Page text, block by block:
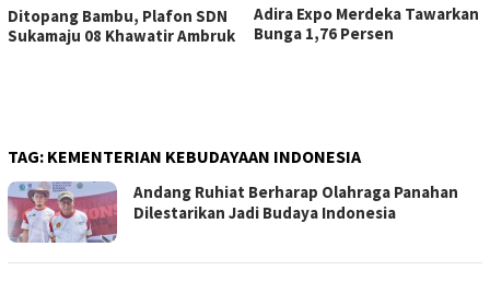
Ditopang Bambu, Plafon SDN
Sukamaju 08 Khawatir Ambruk
Adira Expo Merdeka Tawarkan
Bunga 1,76 Persen
TAG: KEMENTERIAN KEBUDAYAAN INDONESIA
Andang Ruhiat Berharap Olahraga Panahan
Dilestarikan Jadi Budaya Indonesia